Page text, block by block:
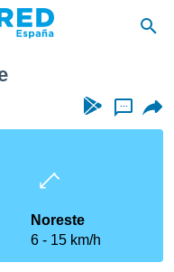
...
Noreste
6
15 km/h